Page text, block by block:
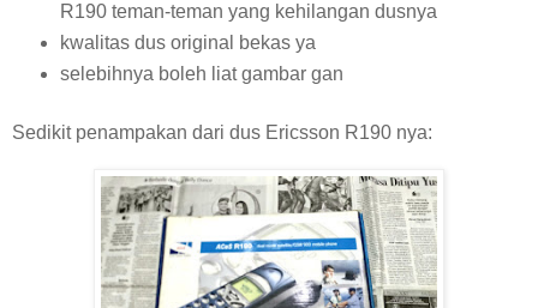
R190 teman-teman yang kehilangan dusnya
kwalitas dus original bekas ya
selebihnya boleh liat gambar gan
Sedikit penampakan dari dus Ericsson R190 nya: